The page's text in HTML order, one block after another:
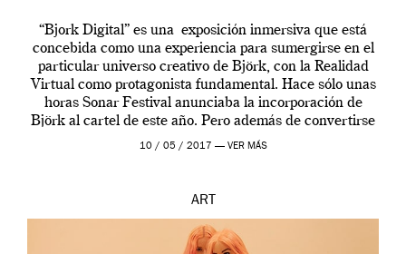
“Bjork Digital” es una exposición inmersiva que está
concebida como una experiencia para sumergirse en el
particular universo creativo de Björk, con la Realidad
Virtual como protagonista fundamental. Hace sólo unas
horas Sonar Festival anunciaba la incorporación de
Björk al cartel de este año. Pero además de convertirse
en una de las actuaciones más relevantes […]
10 / 05 / 2017 — VER MÁS
ART